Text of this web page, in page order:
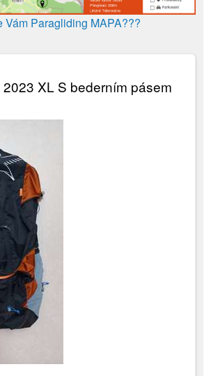
Vám Paragliding MAPA???
XL S bederním pásem